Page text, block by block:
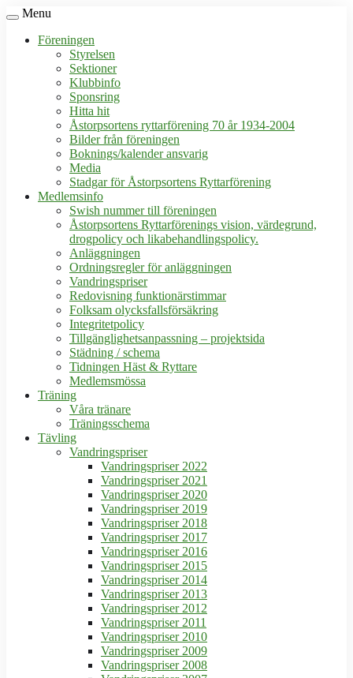
Menu
Föreningen
Styrelsen
Sektioner
Klubbinfo
Sponsring
Hitta hit
Åstorpsortens ryttarförening 70 år 1934-2004
Bilder från föreningen
Boknings/kalender ansvarig
Media
Stadgar för Åstorpsortens Ryttarförening
Medlemsinfo
Swish nummer till föreningen
Åstorpsortens Ryttarförenings vision, värdegrund,
drogpolicy och likabehandlingspolicy.
Anläggningen
Ordningsregler för anläggningen
Vandringspriser
Redovisning funktionärstimmar
Folksam olycksfallsförsäkring
Integritetpolicy
Tillgänglighetsanpassning – projektsida
Städning / schema
Tidningen Häst & Ryttare
Medlemsmössa
Träning
Våra tränare
Träningsschema
Tävling
Vandringspriser
Vandringspriser 2022
Vandringspriser 2021
Vandringspriser 2020
Vandringspriser 2019
Vandringspriser 2018
Vandringspriser 2017
Vandringspriser 2016
Vandringspriser 2015
Vandringspriser 2014
Vandringspriser 2013
Vandringspriser 2012
Vandringspriser 2011
Vandringspriser 2010
Vandringspriser 2009
Vandringspriser 2008